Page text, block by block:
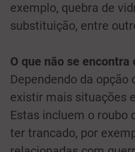
exemplo, quebra de
substituição, entre
O que não se
Dependendo da
existir mais situações
Estas incluem o roubo
ter trancado, por